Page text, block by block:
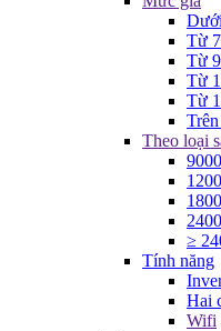
Từ
Từ
Từ
Từ
Theo loại
≥
Tính năng
Hai
Wifi